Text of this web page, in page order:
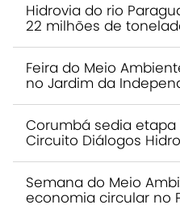
Hidrovia do rio
22 milhões de
Feira do Meio
no Jardim da
Corumbá sedia
Circuito Diálogos
Semana do Meio
economia circular no